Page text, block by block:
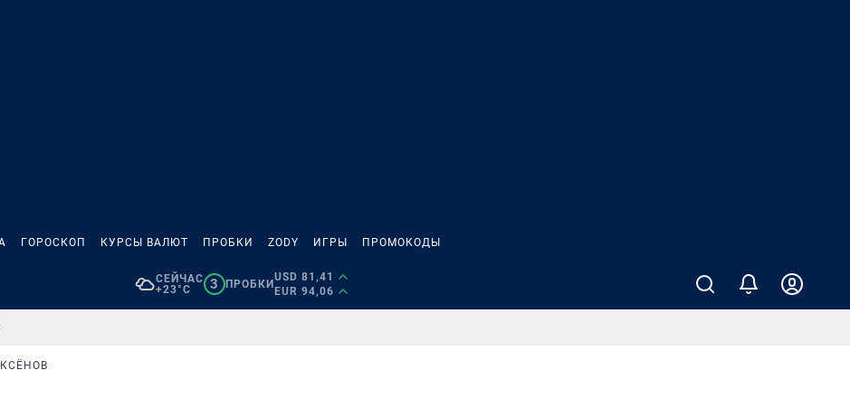
ГОРОСКОП КУРСЫ ВАЛЮТ ПРОБКИ ZODY ИГРЫ ПРОМОКОДЫ
СЕЙЧАС
+23°C
3 ПРОБКИ
USD 81,41
EUR 94,06